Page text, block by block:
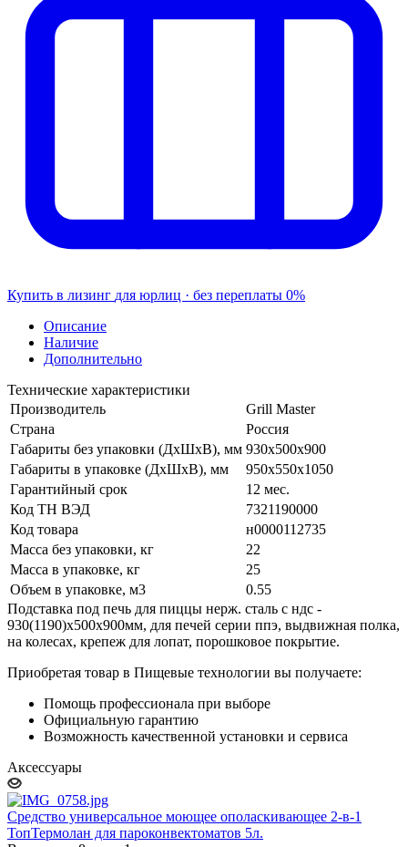
Купить в лизинг для юрлиц · без переплаты 0%
Описание
Наличие
Дополнительно
Технические характеристики
Производитель
Grill Master
Страна
Россия
Габариты без упаковки (ДхШхВ), мм 930х500х900
Габариты в упаковке (ДхШхВ), мм
950х550х1050
Гарантийный срок
12 мес.
Код ТН ВЭД
7321190000
Код товара
н0000112735
Масса без упаковки, кг
22
Масса в упаковке, кг
25
Объем в упаковке, м3
0.55
Подставка под печь для пиццы нерж. сталь с ндс -
930(1190)х500х900мм, для печей серии ппэ, выдвижная полка,
на колесах, крепеж для лопат, порошковое покрытие.
Приобретая товар в Пищевые технологии вы получаете:
Помощь профессионала при выборе
Официальную гарантию
Возможность качественной установки и сервиса
Аксессуары
Средство универсальное моющее ополаскивающее 2-в-1
ТопТермолан для пароконвектоматов 5л.